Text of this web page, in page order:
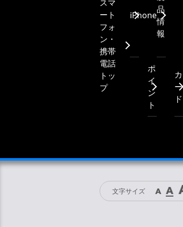
めご了承ください
製品に同梱され
ります。ただし
取扱説明書は製
て、購入された
本サービスに掲
本サービスの利
を含む）が生じ、
取扱説明書の著作
を複製すること
スマ
ート
フォ
ン・
携帯
電話
トッ
プ
iPhone
品
情
報
ポ
イ
ン
ト
カ
ー
ド
文字サイズ